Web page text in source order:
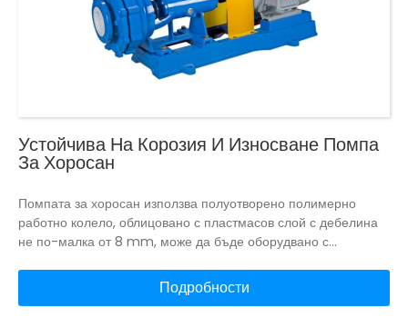
Устойчива На Корозия И Износване Помпа
За Хоросан
Помпата за хоросан използва полуотворено полимерно
работно колело, облицовано с пластмасов слой с дебелина
не по-малка от 8 mm, може да бъде оборудвано с
устойчиво на износване.Подробности